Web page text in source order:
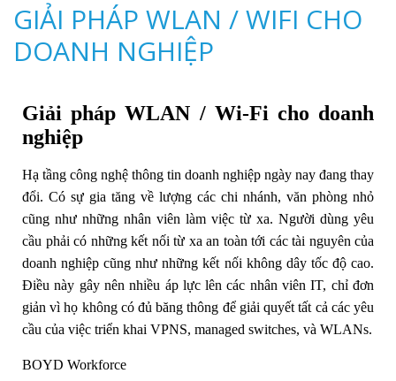
GIẢI PHÁP WLAN / WIFI CHO
DOANH NGHIỆP
Giải pháp WLAN / Wi-Fi cho doanh
nghiệp
Hạ tầng công nghệ thông tin doanh nghiệp ngày nay đang thay
đổi. Có sự gia tăng về lượng các chi nhánh, văn phòng nhỏ
cũng như những nhân viên làm việc từ xa. Người dùng yêu
cầu phải có những kết nối từ xa an toàn tới các tài nguyên của
doanh nghiệp cũng như những kết nối không dây tốc độ cao.
Điều này gây nên nhiều áp lực lên các nhân viên IT, chỉ đơn
giản vì họ không có đủ băng thông để giải quyết tất cả các yêu
cầu của việc triển khai VPNS, managed switches, và WLANs.
BOYD Workforce